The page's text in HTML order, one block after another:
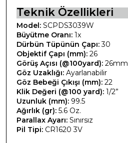
Teknik Özellikleri
Model: SCPDS3039W
Büyütme Oranı: 1x
Dürbün Tüpünün Çapı: 30
Objektif Çapı (mm): 26
Görüş Açısı (@100yard): 26mm
Göz Uzaklığı: Ayarlanabilir
Göz Bebeği Çıkışı (mm): 22
Klik Değeri (@100 yard): 1/2”
Uzunluk (mm): 99.5
Ağırlık (gr): 5.6 Oz.
Parallax Ayarı: Sınırsız
Pil Tipi: CR1620 3V